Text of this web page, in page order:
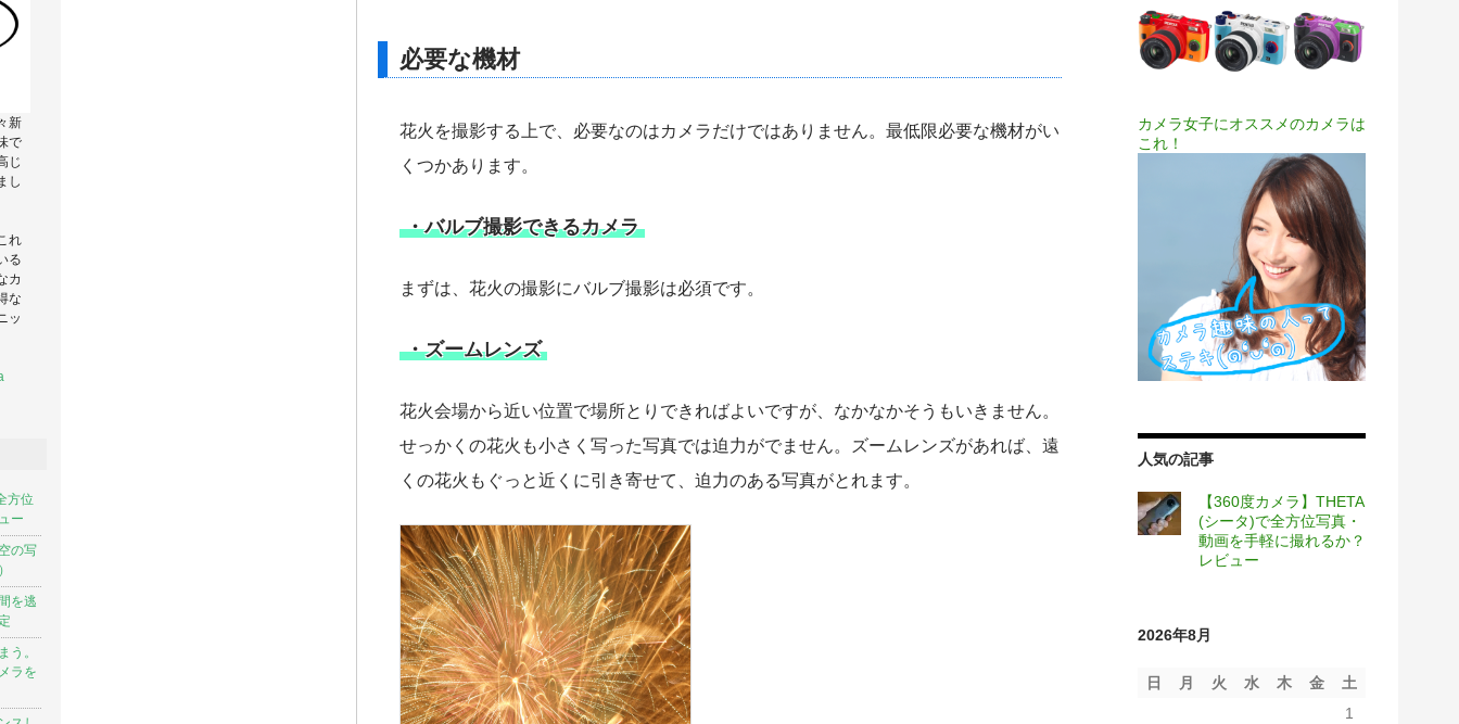
必要な機材
花火を撮影する上で、必要なのはカメラだけではありません。最低限必要な機材がい
くつかあります。
・バルブ撮影できるカメラ
まずは、花火の撮影にバルブ撮影は必須です。
・ズームレンズ
花火会場から近い位置で場所とりできればよいですが、なかなかそうもいきません。
せっかくの花火も小さく写った写真では迫力がでません。ズームレンズがあれば、遠
くの花火もぐっと近くに引き寄せて、迫力のある写真がとれます。
カメラ女子にオススメのカメラは
これ！
人気の記事
【360度カメラ】THETA
(シータ)で全方位写真・
動画を手軽に撮れるか？
レビュー
2026年8月
日 月 火 水 木 金 土
1
新
で
じ
し
れ
る
カ
な
ッ
方位
ー
の写
を逃
う。
ラを